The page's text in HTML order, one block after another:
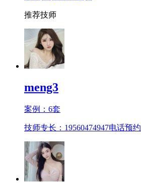
推荐技师
meng3
案例： 6套
技师专长：19560474947电话预约